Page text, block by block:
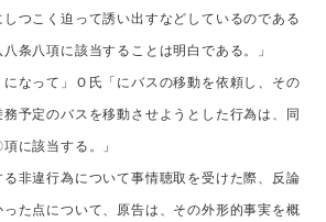
つこく迫って誘い出すなどしているのである
条八項に該当することは明白である。」
になって」Ｏ氏「にバスの移動を依頼し、その
予定のバスを移動させようとした行為は、同
に該当する。」
る非違行為について事情聴取を受けた際、反論
た点について、原告は、その外形的事実を概